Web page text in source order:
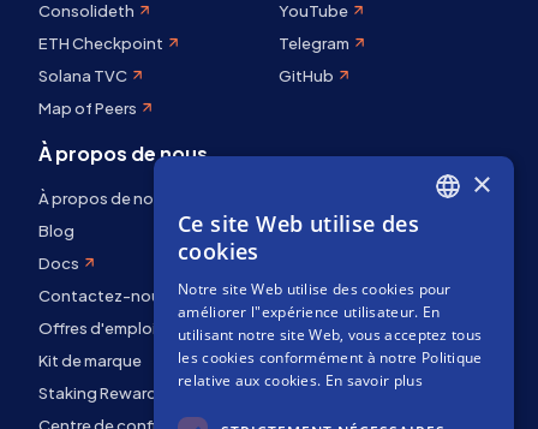
Consolideth
ETH Checkpoint
Solana TVC
Map of Peers
YouTube
Telegram
GitHub
À propos de nous
À propos de nous
Blog
Docs
Contactez-nous
Offres d'emploi
Kit de marque
Staking Rewards
FRENCH
×
Ce site Web utilise des
cookies
Notre site Web utilise des cookies pour
améliorer l"expérience utilisateur. En
utilisant notre site Web, vous acceptez tous
les cookies conformément à notre Politique
relative aux cookies. En savoir plus